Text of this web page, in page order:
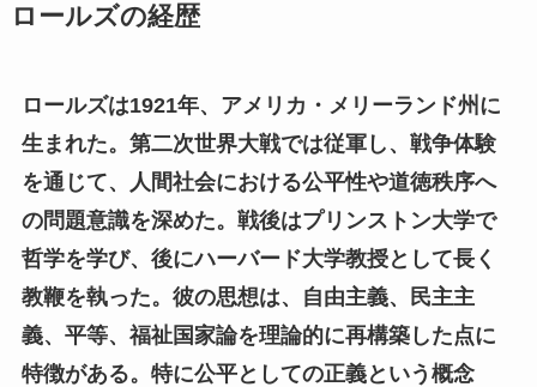
ロールズの経歴
ロールズは1921年、アメリカ・メリーランド州に
生まれた。第二次世界大戦では従軍し、戦争体験
を通じて、人間社会における公平性や道徳秩序へ
の問題意識を深めた。戦後はプリンストン大学で
哲学を学び、後にハーバード大学教授として長く
教鞭を執った。彼の思想は、自由主義、民主主
義、平等、福祉国家論を理論的に再構築した点に
特徴がある。特に公平としての正義という概念